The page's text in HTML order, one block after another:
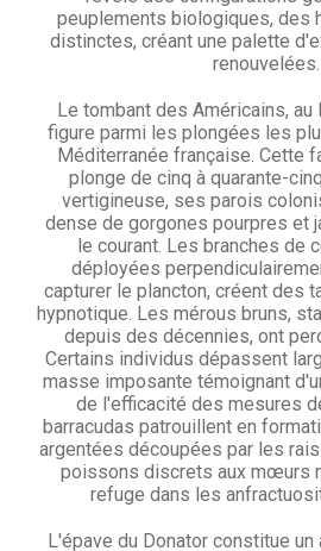
peuplements biologiques, des
distinctes, créant une palette
renouvelées.
Le tombant des Américains, au
figure parmi les plongées les
Méditerranée française. Cette
plonge de cinq à quarante-
vertigineuse, ses parois
dense de gorgones pourpres et
le courant. Les branches de
déployées
capturer le plancton, créent des
hypnotique. Les mérous bruns,
depuis des décennies, ont
Certains individus dépassent
masse imposante témoignant
de l'efficacité des mesures
barracudas patrouillent en
argentées découpées par les
poissons discrets aux mœurs
refuge dans les
L'épave du Donator constitue un